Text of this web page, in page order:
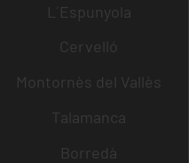
L´Espunyola
Cervelló
Montornès del Vallès
Talamanca
Borredà